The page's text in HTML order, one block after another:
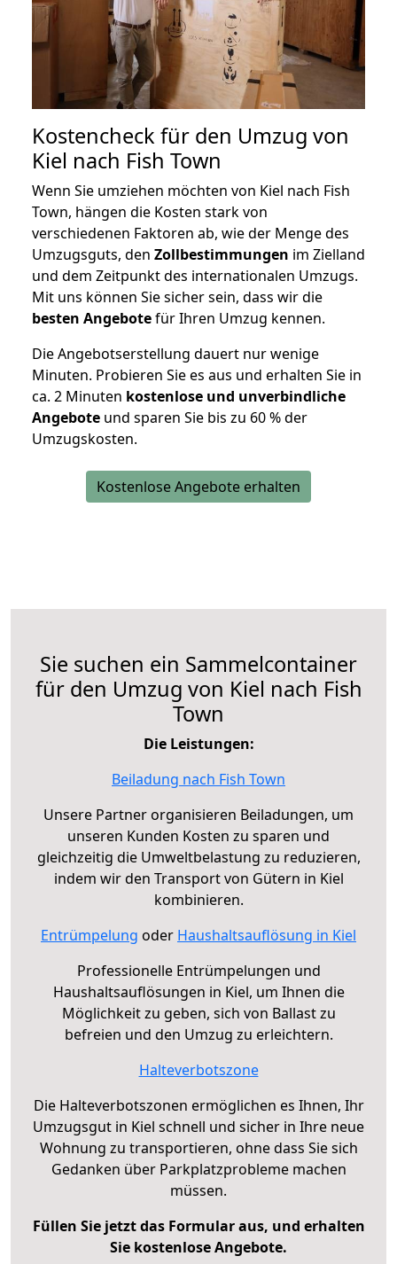
Kostencheck für den Umzug von
Kiel nach Fish Town
Wenn Sie umziehen möchten von Kiel nach Fish
Town, hängen die Kosten stark von
verschiedenen Faktoren ab, wie der Menge des
Umzugsguts, den Zollbestimmungen im Zielland
und dem Zeitpunkt des internationalen Umzugs.
Mit uns können Sie sicher sein, dass wir die
besten Angebotefür Ihren Umzug kennen.
Die Angebotserstellung dauert nur wenige
Minuten. Probieren Sie es aus und erhalten Sie in
ca. 2 Minuten kostenlose und unverbindliche
Angebote und sparen Sie bis zu 60 % der
Umzugskosten.
Kostenlose Angebote erhalten
Sie suchen ein Sammelcontainer
für den Umzug von Kiel nach Fish
Town
Die Leistungen:
Beiladung nach Fish Town
Unsere Partner organisieren Beiladungen, um
unseren Kunden Kosten zu sparen und
gleichzeitig die Umweltbelastung zu reduzieren,
indem wir den Transport von Gütern in Kiel
kombinieren.
Entrümpelung oder Haushaltsauflösung in Kiel
Professionelle Entrümpelungen und
Haushaltsauflösungen in Kiel, um Ihnen die
Möglichkeit zu geben, sich von Ballast zu
befreien und den Umzug zu erleichtern.
Halteverbotszone
Die Halteverbotszonen ermöglichen es Ihnen, Ihr
Umzugsgut in Kiel schnell und sicher in Ihre neue
Wohnung zu transportieren, ohne dass Sie sich
Gedanken über Parkplatzprobleme machen
müssen.
Füllen Sie jetzt das Formular aus, und erhalten
Sie kostenlose Angebote.